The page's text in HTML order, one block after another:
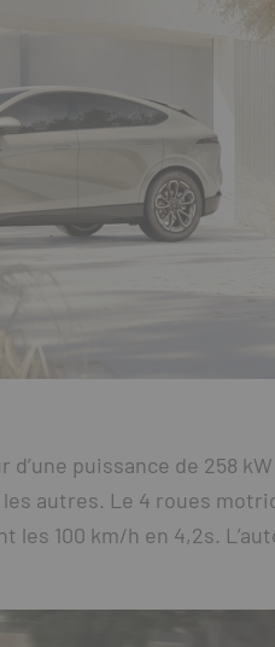
puissance de 258
autres. Le 4 roues
les 100 km/h en 4,2s.